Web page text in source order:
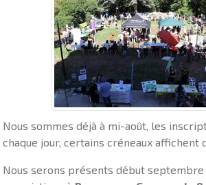
Nous sommes déjà à mi-août, les
chaque jour, certains créneaux affichent
Nous serons présents début septembre